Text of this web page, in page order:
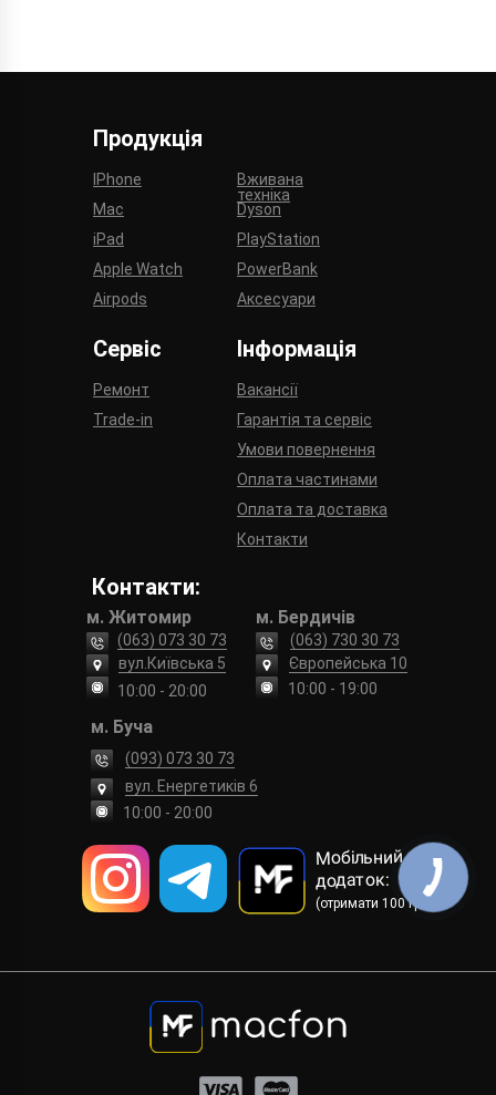
Продукція
IPhone
Mac
iPad
Apple Watch
Airpods
Вживана
техніка
Dyson
PlayStation
PowerBank
Аксесуари
Сервіс
Ремонт
Trade-in
Інформація
Вакансії
Гарантія та сервіс
Умови повернення
Оплата та доставка
Оплата частинами
Контакти
Контакти:
м. Житомир
вул.Київська 5
10:00 - 20:00
(063) 073 30 73
м. Бердичів
Європейська 10
10:00 - 19:00
(063) 730 30 73
Мобільний
додаток:
(отримати 100 грн)
м. Буча
вул. Енергетиків 6
(093) 073 30 73
10:00 - 20:00